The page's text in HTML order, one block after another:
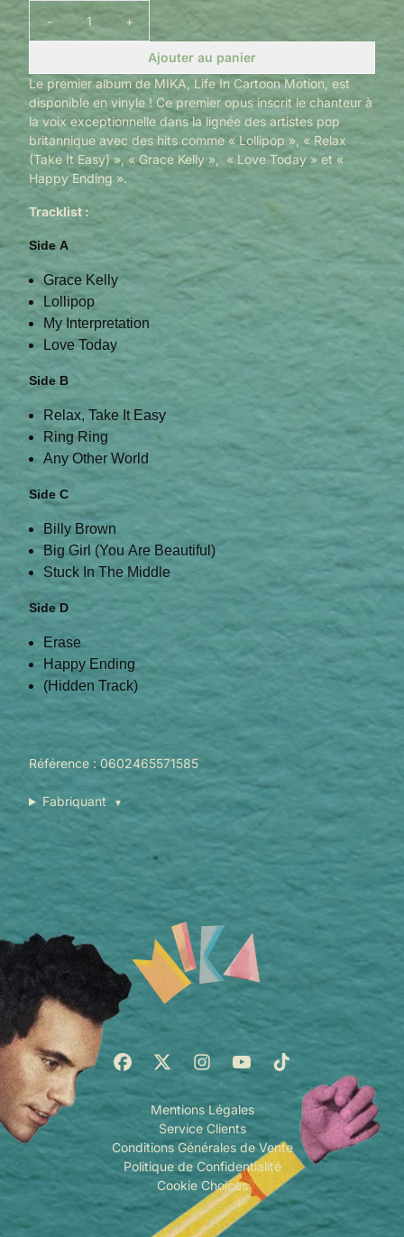
- +
Ajouter au panier
Le premier album de MIKA, Life In Cartoon Motion, est
disponible en vinyle ! Ce premier opus inscrit le chanteur à
la voix exceptionnelle dans la lignée des artistes pop
britannique avec des hits comme « Lollipop », « Relax
(Take It Easy) », « Grace Kelly », « Love Today » et «
Happy Ending ».
Tracklist :
Side A
Grace Kelly
Lollipop
My Interpretation
Love Today
Side B
Relax, Take It Easy
Ring Ring
Any Other World
Side C
Billy Brown
Big Girl (You Are Beautiful)
Stuck In The Middle
Side D
Erase
Happy Ending
(Hidden Track)
Référence : 0602465571585
Fabriquant ▼
Mentions Légales
Service Clients
Conditions Générales de Vente
Politique de Confidentialité
Cookie Choices